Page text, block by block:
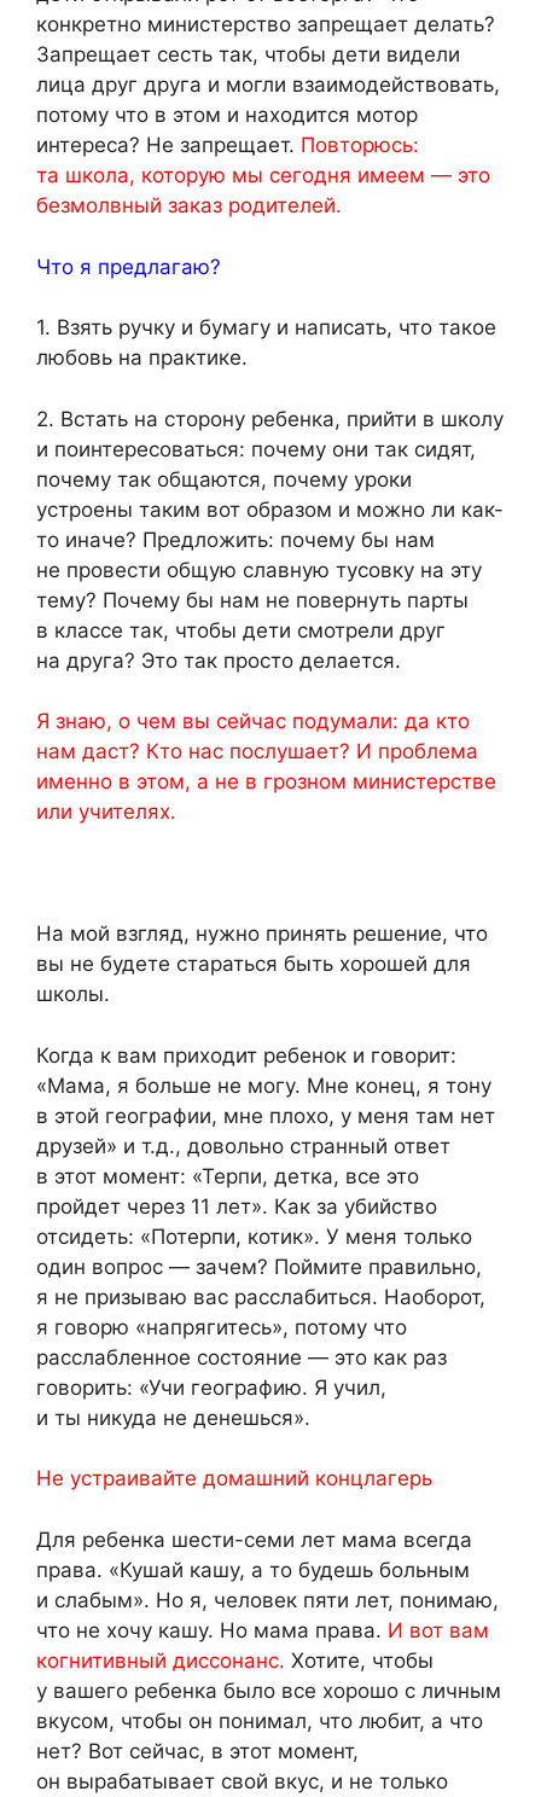
конкретно министерство запрещает делать?
Запрещает сесть так, чтобы дети видели
лица друг друга и могли взаимодействовать,
потому что в этом и находится мотор
интереса? Не запрещает. Повторюсь:
та школа, которую мы сегодня имеем — это
безмолвный заказ родителей.
Что я предлагаю?
1. Взять ручку и бумагу и написать, что такое
любовь на практике.
2. Встать на сторону ребенка, прийти в школу
и поинтересоваться: почему они так сидят,
почему так общаются, почему уроки
устроены таким вот образом и можно ли как-
то иначе? Предложить: почему бы нам
не провести общую славную тусовку на эту
тему? Почему бы нам не повернуть парты
в классе так, чтобы дети смотрели друг
на друга? Это так просто делается.
Я знаю, о чем вы сейчас подумали: да кто
нам даст? Кто нас послушает? И проблема
именно в этом, а не в грозном министерстве
или учителях.
На мой взгляд, нужно принять решение, что
вы не будете стараться быть хорошей для
школы.
Когда к вам приходит ребенок и говорит:
«Мама, я больше не могу. Мне конец, я тону
в этой географии, мне плохо, у меня там нет
друзей» и т.д., довольно странный ответ
в этот момент: «Терпи, детка, все это
пройдет через 11 лет». Как за убийство
отсидеть: «Потерпи, котик». У меня только
один вопрос — зачем? Поймите правильно,
я не призываю вас расслабиться. Наоборот,
я говорю «напрягитесь», потому что
расслабленное состояние — это как раз
говорить: «Учи географию. Я учил,
и ты никуда не денешься».
Не устраивайте домашний концлагерь
Для ребенка шести-семи лет мама всегда
права. «Кушай кашу, а то будешь больным
и слабым». Но я, человек пяти лет, понимаю,
что не хочу кашу. Но мама права. И вот вам
когнитивный диссонанс. Хотите, чтобы
у вашего ребенка было все хорошо с личным
вкусом, чтобы он понимал, что любит, а что
нет? Вот сейчас, в этот момент,
он вырабатывает свой вкус, и не только